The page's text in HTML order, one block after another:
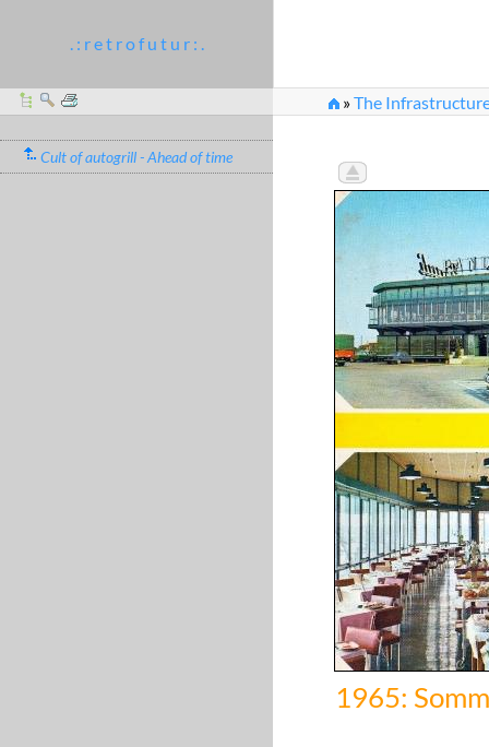
. : r e t r o f u t u r : .
»The
Cult of autogrill - Ahead of time
1965: